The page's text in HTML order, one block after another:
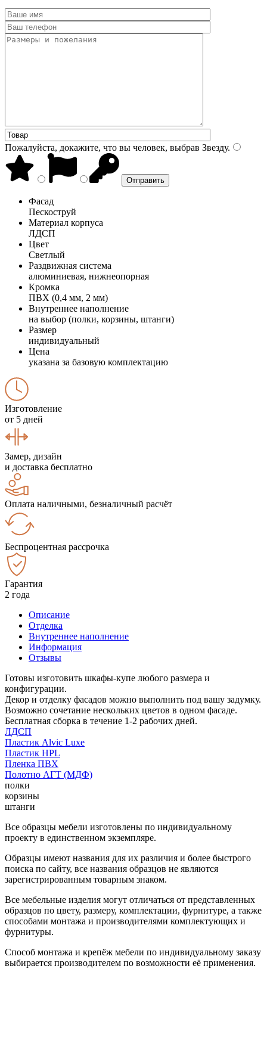
Пожалуйста, докажите, что вы человек, выбрав Звезду.
Фасад
Пескоструй
Материал корпуса
ЛДСП
Цвет
Светлый
Раздвижная система
алюминиевая, нижнеопорная
Кромка
ПВХ (0,4 мм, 2 мм)
Внутреннее наполнение
на выбор (полки, корзины, штанги)
Размер
индивидуальный
Цена
указана за базовую комплектацию
Изготовление
от 5 дней
Замер, дизайн
и доставка бесплатно
Оплата наличными, безналичный расчёт
Беспроцентная рассрочка
Гарантия
2 года
Описание
Отделка
Внутреннее наполнение
Информация
Отзывы
Готовы изготовить шкафы-купе любого размера и
конфигурации.
Декор и отделку фасадов можно выполнить под вашу задумку.
Возможно сочетание нескольких цветов в одном фасаде.
Бесплатная сборка в течение 1-2 рабочих дней.
ЛДСП
Пластик Alvic Luxe
Пластик HPL
Пленка ПВХ
Полотно АГТ (МДФ)
полки
корзины
штанги
Все образцы мебели изготовлены по индивидуальному
проекту в единственном экземпляре.
Образцы имеют названия для их различия и более быстрого
поиска по сайту, все названия образцов не являются
зарегистрированным товарным знаком.
Все мебельные изделия могут отличаться от представленных
образцов по цвету, размеру, комплектации, фурнитуре, а также
способами монтажа и производителями комплектующих и
фурнитуры.
Способ монтажа и крепёж мебели по индивидуальному заказу
выбирается производителем по возможности её применения.